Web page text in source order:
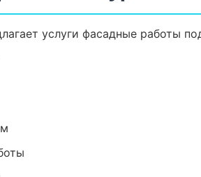
услуги фасадные работы